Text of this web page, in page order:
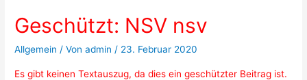
Geschützt: NSV nsv
Allgemein / Vonadmin / 23. Februar 2020
Es gibt keinen Textauszug, da dies ein geschützter Beitrag ist.